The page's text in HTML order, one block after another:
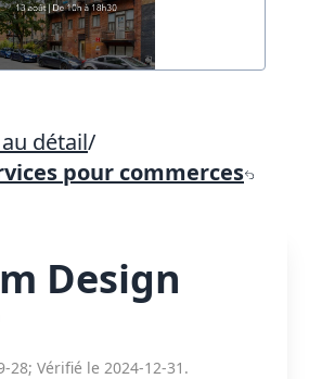
détail/
pour commerces
Design
28; Vérifié le 2024-12-31.